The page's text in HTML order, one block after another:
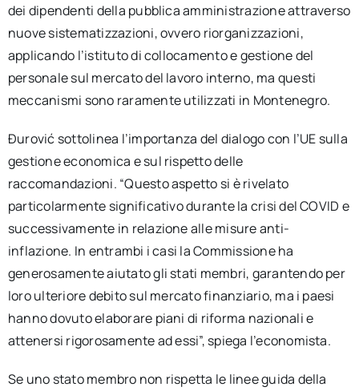
dei dipendenti della pubblica amministrazione attraverso
nuove sistematizzazioni, ovvero riorganizzazioni,
applicando l’istituto di collocamento e gestione del
personale sul mercato del lavoro interno, ma questi
meccanismi sono raramente utilizzati in Montenegro.
Đurović sottolinea l’importanza del dialogo con l’UE sulla
gestione economica e sul rispetto delle
raccomandazioni. “Questo aspetto si è rivelato
particolarmente significativo durante la crisi del COVID e
successivamente in relazione alle misure anti-
inflazione. In entrambi i casi la Commissione ha
generosamente aiutato gli stati membri, garantendo per
loro ulteriore debito sul mercato finanziario, ma i paesi
hanno dovuto elaborare piani di riforma nazionali e
attenersi rigorosamente ad essi”, spiega l’economista.
Se uno stato membro non rispetta le linee guida della